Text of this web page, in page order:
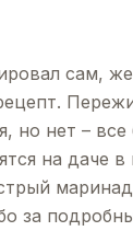
сам,
но нет – все
на даче в
за